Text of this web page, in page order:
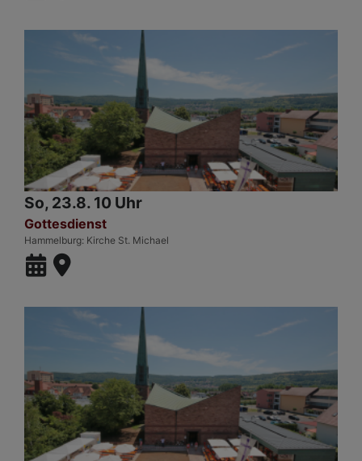
So, 23.8. 10 Uhr
Gottesdienst
Hammelburg Kirche St. Michael